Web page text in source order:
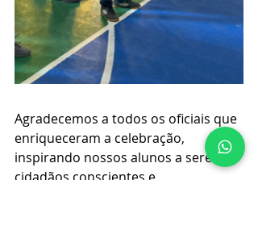
Agradecemos a todos os oficiais que
enriqueceram a celebração,
inspirando nossos alunos a serem
cidadãos conscientes e